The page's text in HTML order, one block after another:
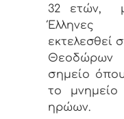
32 ετών,
Έλληνες
εκτελεσθεί
σημείο
το
ηρώων.